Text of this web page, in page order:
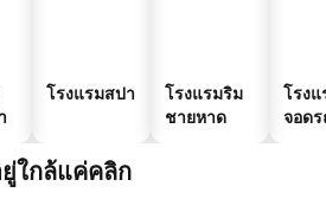
โรงแรมสปา
โรงแรมริม
ชายหาด
โรง
จอดร
ใกล้แค่คลิก